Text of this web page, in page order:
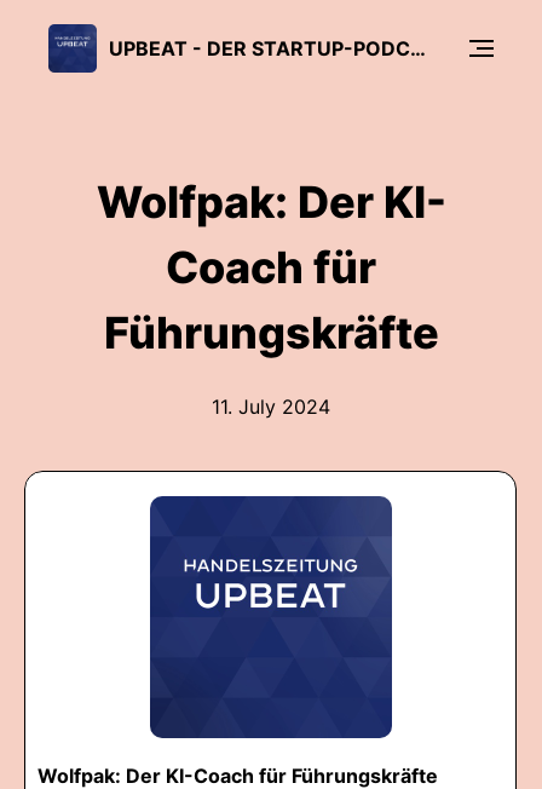
UPBEAT - DER STARTUP-PODCAST DER SCHWEIZ
Wolfpak: Der KI-
Coach für
Führungskräfte
11. July 2024